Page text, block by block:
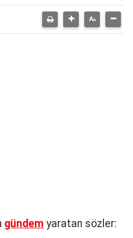
gündem yaratan sözler: